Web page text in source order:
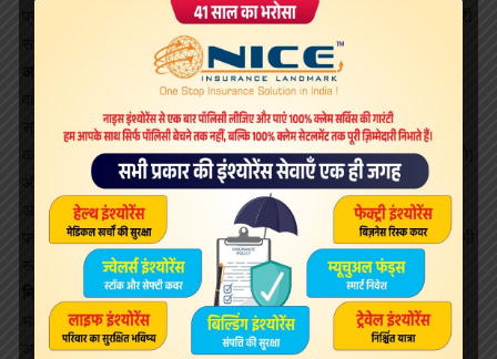
प्रणाली देना भी शुरू कर दिया है। हालांकि इनकी संख्या के बारे में कोई जानकारी
आठ अन्य समझौते भी हुए
वार्षिक शिखर सम्मेलन के दौरान मोदी और पुतिन की मौजूदगी में आठ और
समझौतों पर भी हस्ताक्षर किए गए। इनमें अंतरिक्ष, परमाणु ऊर्जा और रेलवे समेत
कई अन्य क्षेत्रों में सहयोग शामिल हैं। भारतीय अंतरिक्ष अनुसंधान संगठन (इसरो)
और रूस की संघीय अंतरिक्ष एजेंसी रासकोमास के बीच मानवयुक्त अंतरिक्ष
अभियान के लिए भी समझौता किया गया। इसके साथ ही आतंकवाद एवं मादक
पदार्थों की तस्करी के खतरे से निपटने के लिए भारत के साथ सहयोग बढ़ाने पर भी
रूस ने सहमति जताई है।
मिसाइल खरीद पर अमेरिका के सुर नरम पड़े
भारत और रूस के बीच एस-400 डील होने के बाद अमेरिका के सुर बदल गए हैं।
अमेरिका ने अपने रुख में नरमी दिखाते हुए कहा है कि उसकी ओर से लगाए